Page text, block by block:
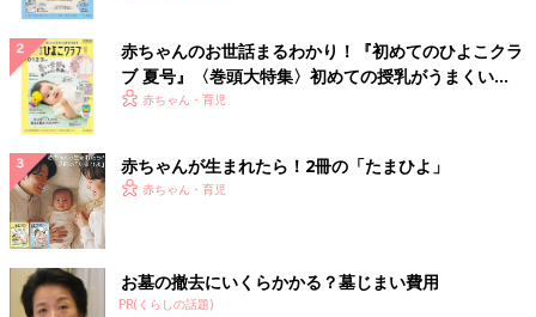
赤ちゃんのお世話まるわかり！『初めてのひよこクラ
ブ 夏号』〈巻頭大特集〉初めての授乳がうまくい
く！ おっぱい・ミルクの基本と夏のトラブル 解決テ
赤ちゃん・育児
赤ちゃんが生まれたら！2冊の「たまひよ」
赤ちゃん・育児
お墓の撤去にいくらかかる？墓じまい費用
PR(くらしの話題)